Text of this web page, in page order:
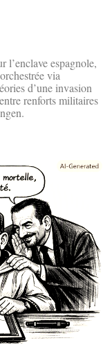
l’enclave espagnole,
via
d’une invasion
renforts militaires